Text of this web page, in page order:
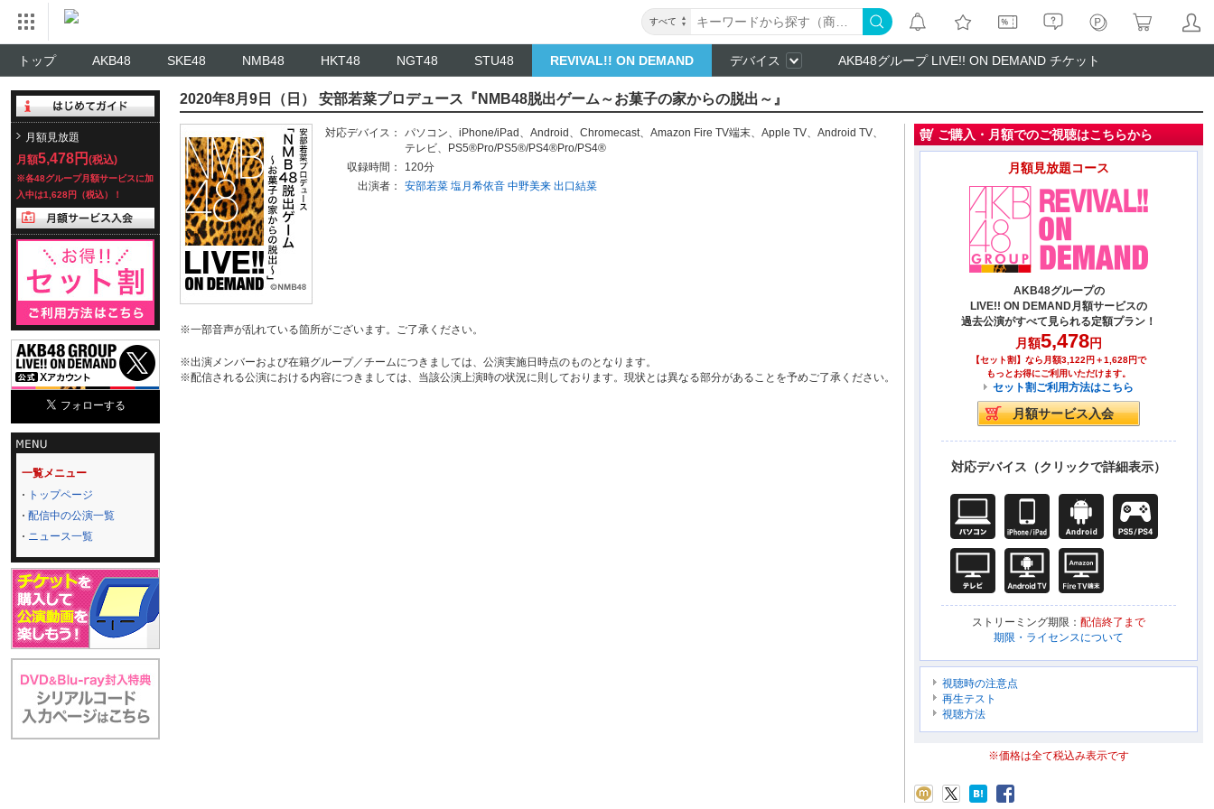
すべて
トップ AKB48 SKE48 NMB48 HKT48 NGT48 STU48 REVIVAL!! ON DEMAND デバイス AKB48グループ LIVE!! ON DEMAND チケット
月額見放題
月額5,478円 (税込)
※各48グループ月額サービスに加
入中は1,628円（税込）！
一覧メニュー
トップページ
配信中の公演一覧
ニュース一覧
2020年8月9日（日） 安部若菜プロデュース『NMB48脱出ゲーム～お菓子の家からの脱出～』
対応デバイス： パソコン、 iPhone/iPad 、 Android 、 Chromecast、 Amazon Fire TV端末、 Apple TV、 Android TV、
テレビ、
PS5®Pro/PS5®/PS4®Pro/PS4®
収録時間：
120分
出演者：
安部若菜 塩月希依音 中野美来 出口結菜
※一部音声が乱れている箇所がございます。ご了承ください。
※出演メンバーおよび在籍グループ／チームにつきましては、公演実施日時点のものとなります。
※配信される公演における内容につきましては、当該公演上演時の状況に則しております。現状とは異なる部分があることを予めご了承ください。
ご購入・月額でのご視聴はこちらから
月額見放題コース
AKB48グループの
LIVE!! ON DEMAND月額サービスの
過去公演がすべて見られる定額プラン！
月額5,478円
【セット割】なら月額3,122円＋1,628円で
もっとお得にご利用いただけます。
セット割ご利用方法はこちら
対応デバイス（クリックで詳細表示）
ストリーミング期限： 配信終了まで
期限・ライセンスについて
視聴時の注意点
再生テスト
視聴方法
※価格は全て税込み表示です